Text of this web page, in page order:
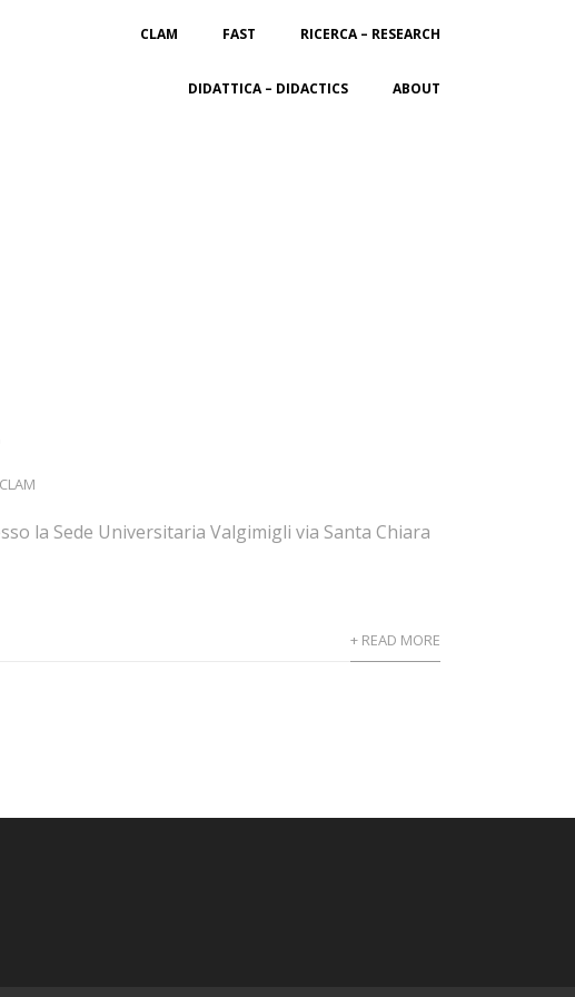
CLAM FAST RICERCA – RESEARCH
DIDATTICA – DIDACTICS ABOUT
CLAM
la Sede Universitaria Valgimigli via Santa Chiara
+ READ MORE